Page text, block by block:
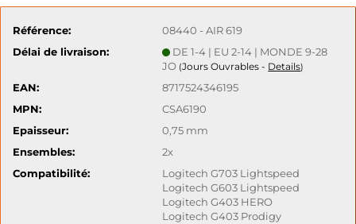
Référence:
08440 - AIR 619
Délai de livraison:
DE 1-4 | EU 2-14 | MONDE 9-28
JO (Jours Ouvrables - Details)
EAN:
8717524346195
MPN:
CSA6190
Epaisseur:
0,75 mm
Ensembles:
2x
Compatibilité:
Logitech G703 Lightspeed
Logitech G603 Lightspeed
Logitech G403 HERO
Logitech G403 Prodigy